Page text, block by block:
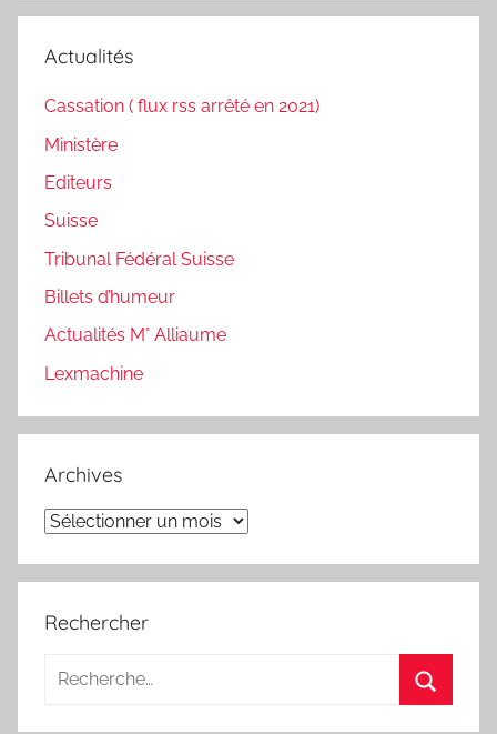
Actualités
Cassation ( flux rss arrêté en 2021)
Ministère
Editeurs
Suisse
Tribunal Fédéral Suisse
Billets d’humeur
Actualités M° Alliaume
Lexmachine
Archives
Archives
Rechercher
Recherche